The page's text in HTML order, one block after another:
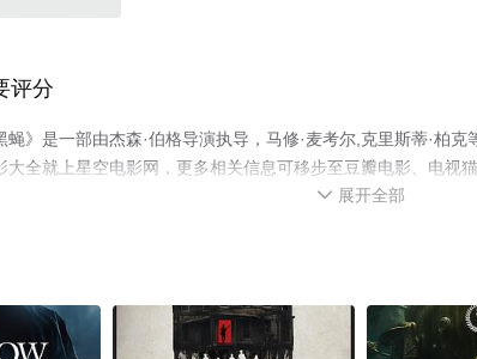
评分
蝇》是一部由杰森·伯格导演执导，马修·麦考尔,克里斯蒂·柏
大全就上星空电影网，更多相关信息可移步至豆瓣电影、电视
 展开全部